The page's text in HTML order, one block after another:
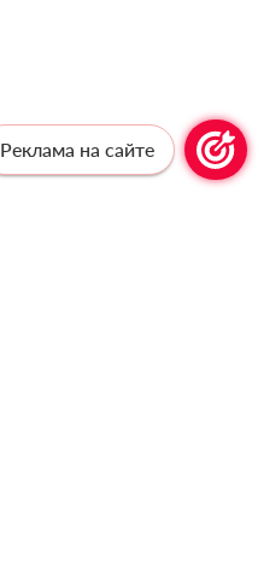
Реклама на сайте